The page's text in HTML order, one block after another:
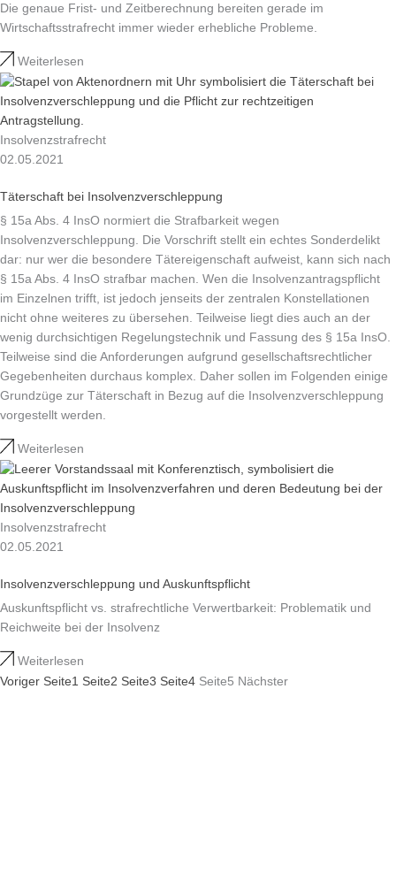
Die genaue Frist- und Zeitberechnung bereiten gerade im
Wirtschaftsstrafrecht immer wieder erhebliche Probleme.
Weiterlesen
Insolvenzstrafrecht
02.05.2021
Täterschaft bei Insolvenzverschleppung
§ 15a Abs. 4 InsO normiert die Strafbarkeit wegen
Insolvenzverschleppung. Die Vorschrift stellt ein echtes Sonderdelikt
dar: nur wer die besondere Tätereigenschaft aufweist, kann sich nach
§ 15a Abs. 4 InsO strafbar machen. Wen die Insolvenzantragspflicht
im Einzelnen trifft, ist jedoch jenseits der zentralen Konstellationen
nicht ohne weiteres zu übersehen. Teilweise liegt dies auch an der
wenig durchsichtigen Regelungstechnik und Fassung des § 15a InsO.
Teilweise sind die Anforderungen aufgrund gesellschaftsrechtlicher
Gegebenheiten durchaus komplex. Daher sollen im Folgenden einige
Grundzüge zur Täterschaft in Bezug auf die Insolvenzverschleppung
vorgestellt werden.
Weiterlesen
Insolvenzstrafrecht
02.05.2021
Insolvenzverschleppung und Auskunftspflicht
Auskunftspflicht vs. strafrechtliche Verwertbarkeit: Problematik und
Reichweite bei der Insolvenz
Weiterlesen
Voriger Seite1 Seite2 Seite3 Seite4 Seite5 Nächster